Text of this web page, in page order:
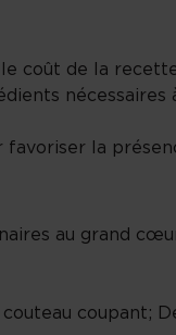
coût de la
nécessaires
la
au grand
coupant;